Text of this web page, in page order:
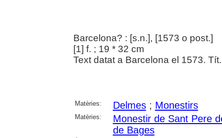
Barcelona? : [s.n.], [1573 o post.]
[1] f. ; 19 * 32 cm
Text datat a Barcelona el 1573.
Matèries: Delmes; Monestirs
Matèries:
Monestir de Sant Pere
de Bages